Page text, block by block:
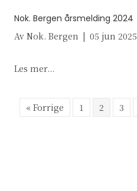
Nok. Bergen årsmelding 2024
Av Nok. Bergen | 05 jun 2025
Les mer...
« Forrige 1 2 3